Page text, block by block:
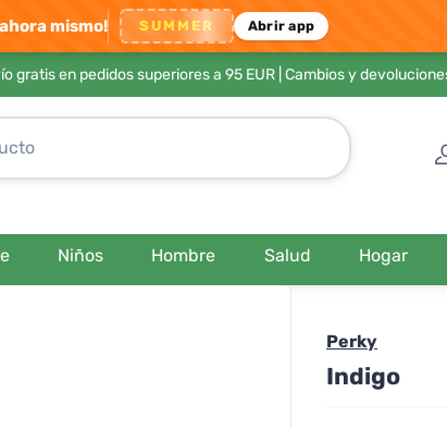
mismo! SUMMER Abrir app
gratis en pedidos superiores a 95 EUR| Cambios y
Niños Hombre Salud Hogar
Perky
Indigo